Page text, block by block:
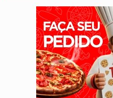
VARIANDO O
PREJUÍZO AOS
POSSESSÃO DE
ELAS DECIDEM: